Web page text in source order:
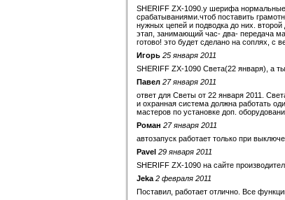
SHERIFF ZX-1090.у шерифа нормальные
срабатываниями.чтоб поставить
нужных цепей и подводка до них.
этап, занимающий час- два- передача
готово! это будет сделано на соплях, с
Игорь 25 января 2011
SHERIFF ZX-1090 Света(22 января), а
Павел 27 января 2011
ответ для Светы от 22 января 2011.
и охранная система должна работать
мастеров по установке доп.
Роман 27 января 2011
автозапуск работает только при
Pavel 29 января 2011
SHERIFF ZX-1090 на сайте
Jeka 2 февраля 2011
Поставил, работает отлично. Все